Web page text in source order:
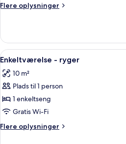
Flere oplysninger
Flere
-
ryger
Indlæs
alle
billeder
af
Enkeltværelse
-
ryger
Et
8
Enkeltværelse - ryger
10 m²
Plads til 1 person
1 enkeltseng
Gratis Wi-Fi
Flere oplysninger
Flere